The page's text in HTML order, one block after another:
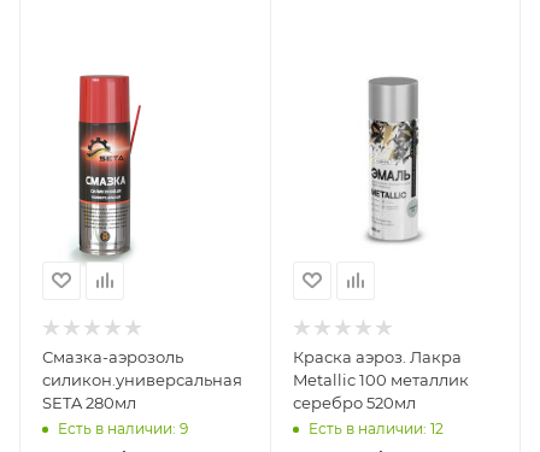
Смазка-аэрозоль
силикон.универсальная
SETA 280мл
Есть в наличии: 9
Краска аэроз. Лакра
Metallic 100 металлик
серебро 520мл
Есть в наличии: 12